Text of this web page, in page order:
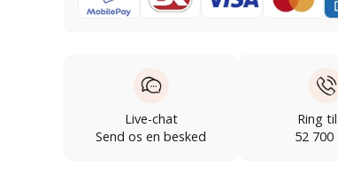
Live-chat
Send os en besked
Ring
52 700